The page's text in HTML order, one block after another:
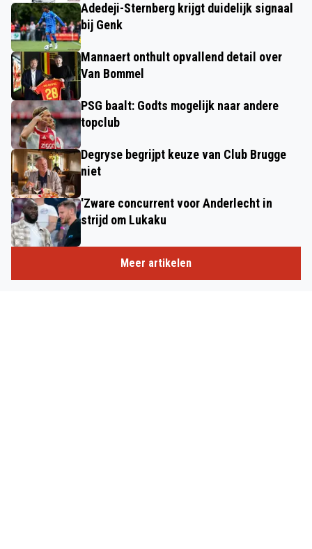
Adedeji-Sternberg krijgt duidelijk signaal
bij Genk
Mannaert onthult opvallend detail over
Van Bommel
PSG baalt: Godts mogelijk naar andere
topclub
Degryse begrijpt keuze van Club Brugge
niet
'Zware concurrent voor Anderlecht in
strijd om Lukaku
Meer artikelen